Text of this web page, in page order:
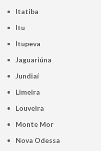
Itatiba
Itu
Itupeva
Jaguariúna
Jundiaí
Limeira
Louveira
Monte Mor
Nova Odessa